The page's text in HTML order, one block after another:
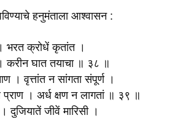
हनुमंताला आश्वासन :
भरत क्रोधें कृतांत ।
करीन घात तयाचा ॥ ३८ ॥
। वृत्तांत न सांगता संपूर्ण ।
प्राण । अर्ध क्षण न लागतां ॥ ३९ ॥
दुजियातें जीवें मारिसी ।